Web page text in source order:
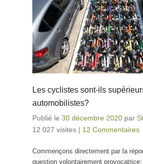
Les cyclistes sont-ils
automobilistes?
Publié le 30 décembre 2020 par
12 027 visites | 12 Commentaires
Commençons directement par la
question volontairement